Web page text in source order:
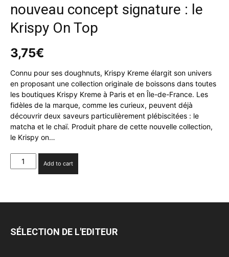
nouveau concept signature : le
Krispy On Top
3,75€
Connu pour ses doughnuts, Krispy Kreme élargit son univers
en proposant une collection originale de boissons dans toutes
les boutiques Krispy Kreme à Paris et en Île-de-France. Les
fidèles de la marque, comme les curieux, peuvent déjà
découvrir deux saveurs particulièrement plébiscitées : le
matcha et le chaï. Produit phare de cette nouvelle collection,
le Krispy on…
Krispy
Kreme
nouveau
: le
Add to cart
SÉLECTION DE L'EDITEUR